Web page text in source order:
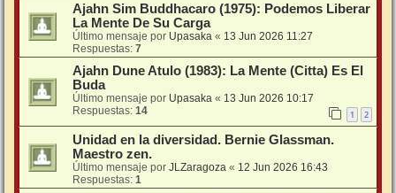
Ajahn Sim Buddhacaro (1975): Podemos Liberar
La Mente De Su Carga
Último mensaje por Upasaka « 13 Jun 2026 11:27
Respuestas: 7
Ajahn Dune Atulo (1983): La Mente (Citta) Es El
Buda
Último mensaje por Upasaka « 13 Jun 2026 10:17
Respuestas: 14 1 2
Unidad en la diversidad. Bernie Glassman.
Maestro zen.
Último mensaje por JLZaragoza « 12 Jun 2026 16:43
Respuestas: 1